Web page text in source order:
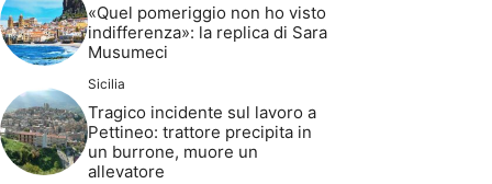
«Quel pomeriggio non ho visto
indifferenza»: la replica di Sara
Musumeci
Sicilia
Tragico incidente sul lavoro a
Pettineo: trattore precipita in
un burrone, muore un
allevatore